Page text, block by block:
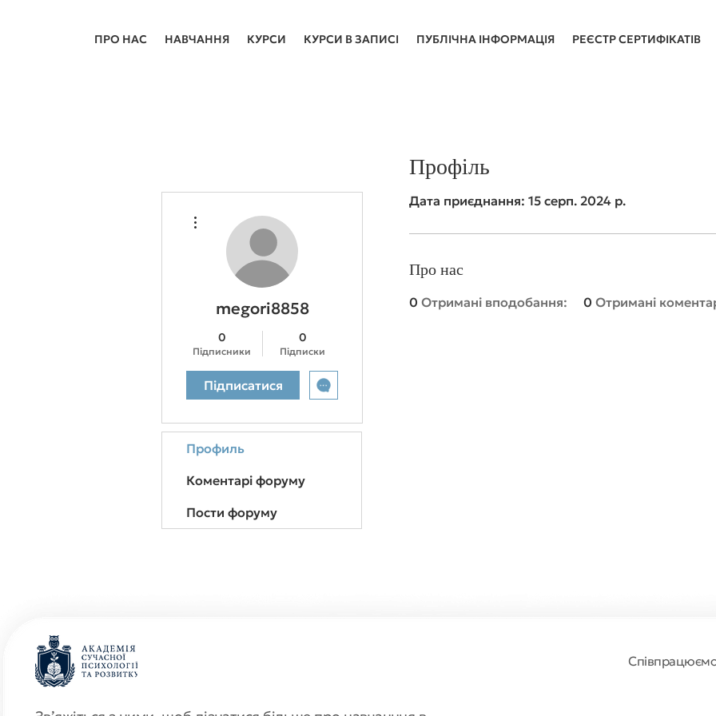
ПРО НАС НАВЧАННЯ КУРСИ КУРСИ В ЗАПИСІ ПУБЛІЧНА ІНФОРМАЦІЯ РЕЄСТР СЕРТИФІКАТІВ
Профіль
Дата приєднання: 15 серп. 2024 р.
Про нас
0 Отримані вподобання: 0 Отримані
megori8858
0
Підписники
0
Підписки
Підписатися
Профиль
Коментарі форуму
Пости форуму